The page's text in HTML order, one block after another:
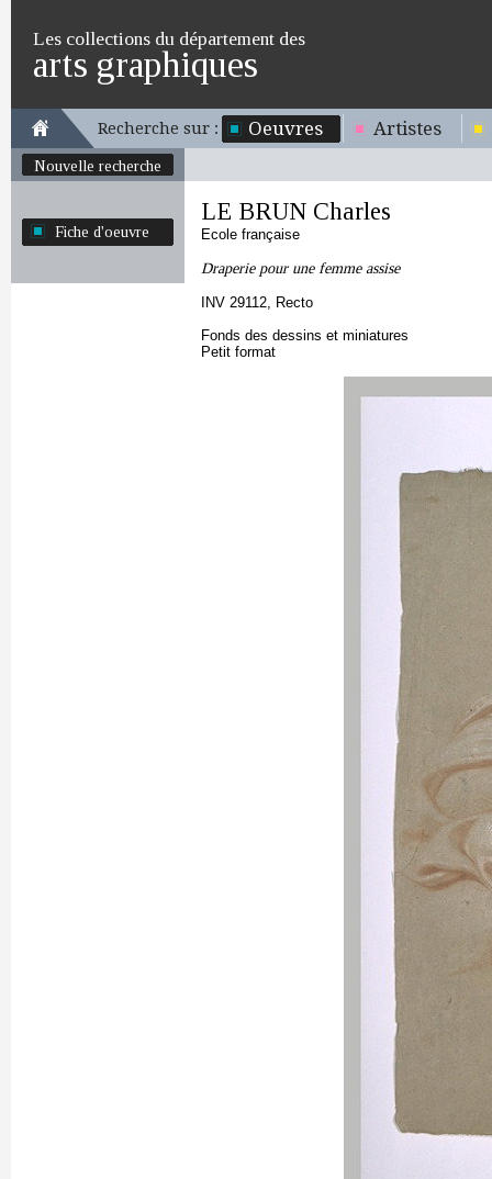
Les collections du département des
arts graphiques
Recherche sur : Oeuvres Artistes
Nouvelle recherche
Fiche d'oeuvre
LE BRUN Charles
Ecole française
Draperie pour une femme assise
INV 29112, Recto
Fonds des dessins et miniatures
Petit format